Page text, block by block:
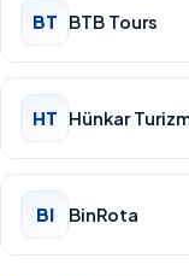
BT BTB Tours
HT Hünkar
BI BinRota